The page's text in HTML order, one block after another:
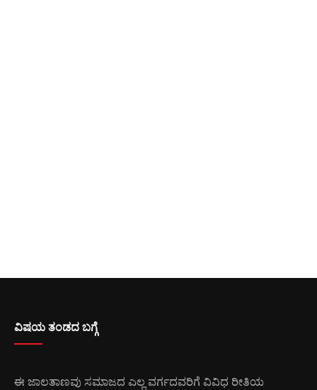
ವಿಷಯ ತಂಡದ ಬಗ್ಗೆ
ಈ ಜಾಲತಾಣವು ಸಮಾಜದ ಎಲ್ಲ ವರ್ಗದವರಿಗೆ ವಿವಿಧ ರೀತಿಯ